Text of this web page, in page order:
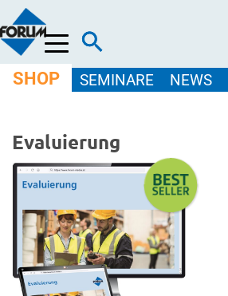
Menü
SHOP SEMINARE NEWS
Evaluierung